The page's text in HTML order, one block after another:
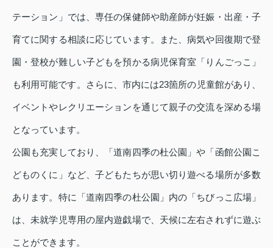
テーション」では、専任の保健師や助産師が妊娠・出産・子
育てに関する相談に応じています。また、病気や回復期で登
園・登校が難しい子どもを預かる病児保育室「りんごっこ」
も利用可能です。さらに、市内には23箇所の児童館があり、
イベントやレクリエーションを通じて親子の交流を深める場
となっています。
公園も充実しており、「道南四季の杜公園」や「函館公園こ
どものくに」など、子どもたちが思い切り遊べる場所が多数
あります。特に「道南四季の杜公園」内の「ちびっこ広場」
は、未就学児専用の屋内遊戯場で、天候に左右されずに遊ぶ
ことができます。